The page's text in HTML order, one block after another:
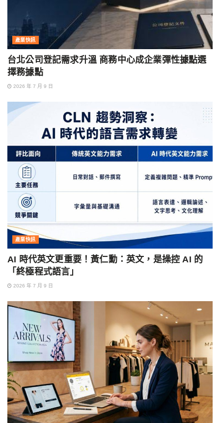
產業快訊
台北公司登記需求升溫 商務中心成企業彈性據點選
擇務據點
2026 年 7 月 9 日
產業快訊
AI 時代英文更重要！黃仁勳：英文，是操控 AI 的
「終極程式語言」
2026 年 7 月 9 日